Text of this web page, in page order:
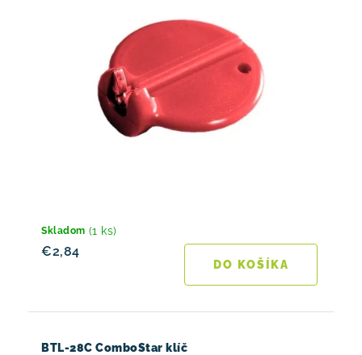
Skladom (1 ks)
€2,84
DO KOŠÍKA
BTL-28C ComboStar klíč